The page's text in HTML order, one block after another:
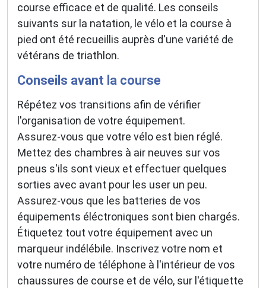
course efficace et de qualité. Les conseils
suivants sur la natation, le vélo et la course à
pied ont été recueillis auprès d'une variété de
vétérans de triathlon.
Conseils avant la course
Répétez vos transitions afin de vérifier
l'organisation de votre équipement.
Assurez-vous que votre vélo est bien réglé.
Mettez des chambres à air neuves sur vos
pneus s'ils sont vieux et effectuer quelques
sorties avec avant pour les user un peu.
Assurez-vous que les batteries de vos
équipements éléctroniques sont bien chargés.
Étiquetez tout votre équipement avec un
marqueur indélébile. Inscrivez votre nom et
votre numéro de téléphone à l'intérieur de vos
chaussures de course et de vélo, sur l'étiquette